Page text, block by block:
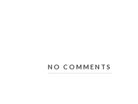
NO COMMENTS